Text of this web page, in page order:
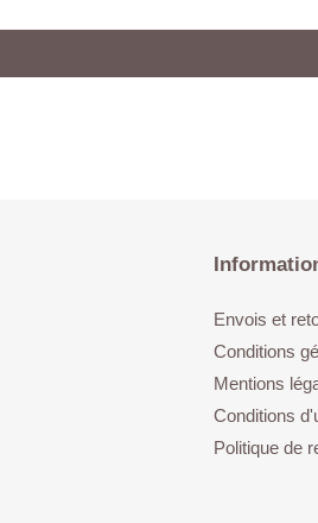
Envois et
Conditions
Mentions
Conditions
Politique de